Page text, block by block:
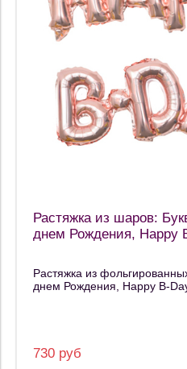
Растяжка из шаров:
днем Рождения, Happy
Растяжка из
днем Рождения, Happy B-
730 руб